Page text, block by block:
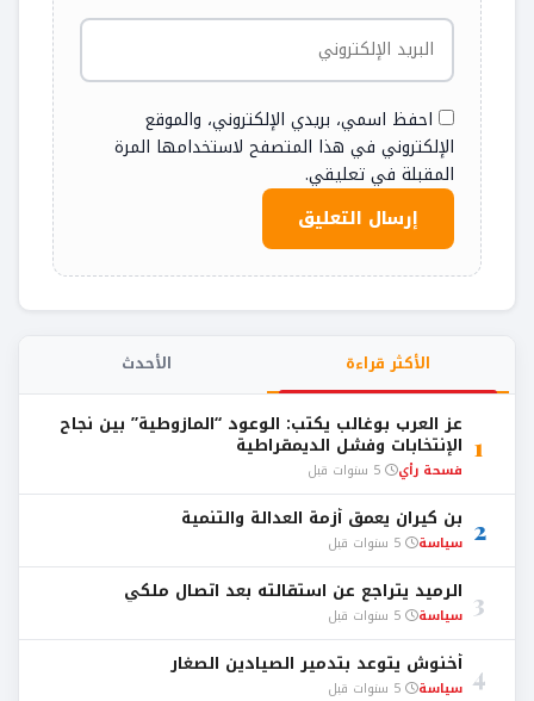
احفظ اسمي، بريدي الإلكتروني، والموقع
الإلكتروني في هذا المتصفح لاستخدامها المرة
المقبلة في تعليقي.
الأكثر قراءة الأحدث
1
عز العرب بوغالب يكتب: الوعود “المازوطية” بين نجاح
الإنتخابات وفشل الديمقراطية
فسحة رأي
2 بن كيران يعمق أزمة العدالة والتنمية
سياسة
3 الرميد يتراجع عن استقالته بعد اتصال ملكي
سياسة
4 أخنوش يتوعد بتدمير الصيادين الصغار
سياسة